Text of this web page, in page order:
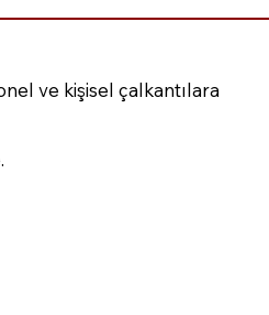
ve kişisel çalkantılara